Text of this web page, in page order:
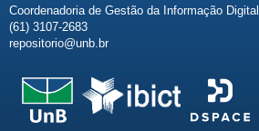
Coordenadoria de Gestão da Informação
(61) 3107-2683
repositorio@unb.br